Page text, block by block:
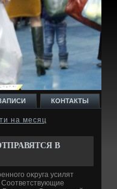
КОНТАКТЫ
на месяц
В
оκруга усилят
Соответствующие